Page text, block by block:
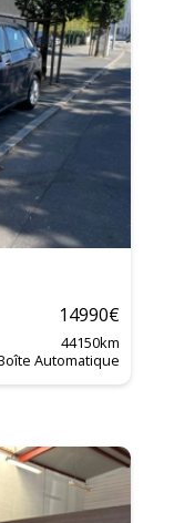
14990€
44150km
Automatique